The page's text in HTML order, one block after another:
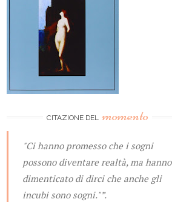
CITAZIONE DEL momento
"Ci hanno promesso che i sogni
possono diventare realtà, ma hanno
dimenticato di dirci che anche gli
incubi sono sogni."”.